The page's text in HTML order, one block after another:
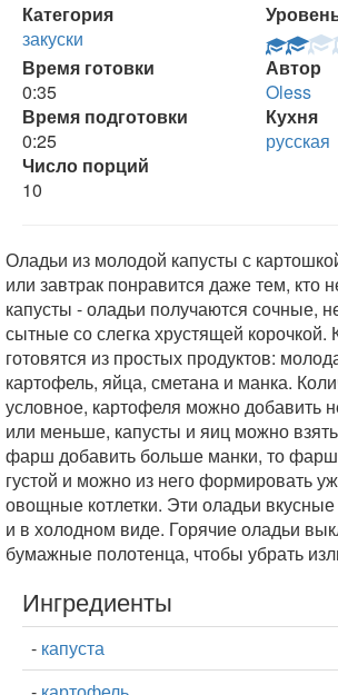
Категория
закуски
Время готовки
0:35
Автор
Oless
Время подготовки
0:25
Кухня
русская
Число порций
10
Оладьи из молодой капусты с
или завтрак понравится даже тем, кто
капусты - оладьи получаются сочные,
сытные со слегка хрустящей корочкой.
готовятся из простых продуктов:
картофель, яйца, сметана и манка.
условное, картофеля можно добавить
или меньше, капусты и яиц можно
фарш добавить больше манки, то фарш
густой и можно из него формировать
овощные котлетки. Эти оладьи вкусные
и в холодном виде. Горячие оладьи
бумажные полотенца, чтобы убрать
Ингредиенты
- капуста